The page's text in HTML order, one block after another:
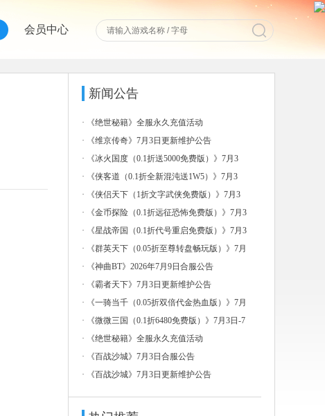
会员中心
新闻公告
·
《绝世秘籍》全服永久充值活动
·
《维京传奇》7月3日更新维护公告
·
《冰火国度（0.1折送5000免费版）》7月3
日-7
·
《侠客道（0.1折全新混沌送1W5）》7月3
日-7月
·
《侠侣天下（1折文字武侠免费版）》7月3
日-7月6日
·
《金币探险（0.1折远征恐怖免费版）》7月3
日-7月
·
《星战帝国（0.1折代号重启免费版）》7月3
日-7月
·
《群英天下（0.05折至尊转盘畅玩版）》7月
3日-7
·
《神曲BT》2026年7月9日合服公告
·
《霸者天下》7月3日更新维护公告
·
《一骑当千（0.05折双倍代金热血版）》7月
3日-7
·
《微微三国（0.1折6480免费版）》7月3日-7
月
·
《绝世秘籍》全服永久充值活动
·
《百战沙城》7月3日合服公告
·
《百战沙城》7月3日更新维护公告